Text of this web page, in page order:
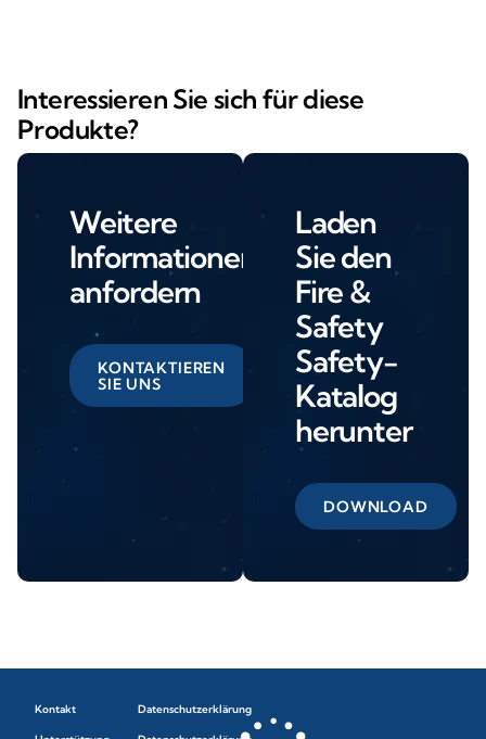
Interessieren Sie sich für diese
Produkte?
Weitere
Informationen
anfordern
KONTAKTIEREN
SIE UNS
Laden
Sie den
Fire &
Safety
Safety-
Katalog
herunter
DOWNLOAD
Kontakt Datenschutzerklärung